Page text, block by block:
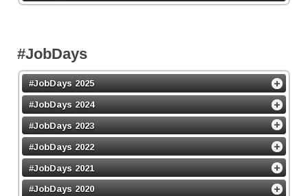
#JobDays
#JobDays 2025
#JobDays 2024
#JobDays 2023
#JobDays 2022
#JobDays 2021
#JobDays 2020